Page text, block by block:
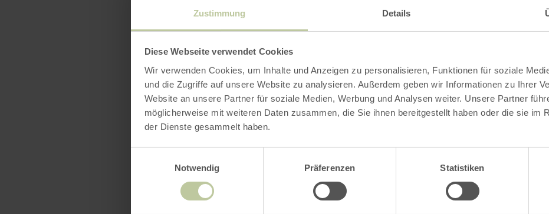
Zustimmung Details
Diese Webseite verwendet Cookies
Wir verwenden Cookies, um Inhalte und Anzeigen zu personalisieren, Funktionen für soziale
und die Zugriffe auf unsere Website zu analysieren. Außerdem geben wir Informationen zu Ihrer
Website an unsere Partner für soziale Medien, Werbung und Analysen weiter. Unsere Partner
möglicherweise mit weiteren Daten zusammen, die Sie ihnen bereitgestellt haben oder die sie im
der Dienste gesammelt haben.
Notwendig
Präferenzen Statistiken